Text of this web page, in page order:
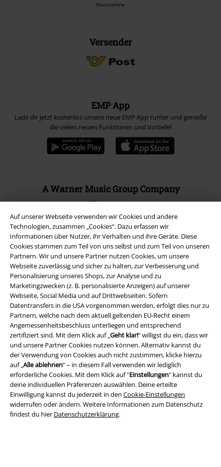
Auf unserer Webseite verwenden wir Cookies und andere
Technologien, zusammen „Cookies“. Dazu erfassen wir
Informationen über Nutzer, ihr Verhalten und ihre Geräte. Diese
Cookies stammen zum Teil von uns selbst und zum Teil von unseren
Partnern. Wir und unsere Partner nutzen Cookies, um unsere
Webseite zuverlässig und sicher zu halten, zur Verbesserung und
Personalisierung unseres Shops, zur Analyse und zu
Marketingzwecken (z. B. personalisierte Anzeigen) auf unserer
Webseite, Social Media und auf Drittwebseiten. Sofern
Datentransfers in die USA vorgenommen werden, erfolgt dies nur zu
Partnern, welche nach dem aktuell geltenden EU-Recht einem
Angemessenheitsbeschluss unterliegen und entsprechend
zertifiziert sind. Mit dem Klick auf „Geht klar!“ willigst du ein, dass wir
und unsere Partner Cookies nutzen können. Alternativ kannst du
der Verwendung von Cookies auch nicht zustimmen, klicke hierzu
auf „Alle ablehnen“ – in diesem Fall verwenden wir lediglich
erforderliche Cookies. Mit dem Klick auf "Einstellungen" kannst du
deine individuellen Präferenzen auswählen. Deine erteilte
Einwilligung kannst du jederzeit in den Cookie-Einstellungen
widerrufen oder ändern. Weitere Informationen zum Datenschutz
findest du hier Datenschutzerklärung.
Nachnahme
Versender
EMP App
Lade dir jetzt kostenlos unsere neue EMP App runter und genieße
die vielen neuen Funktionen und Vorteile!
A Warner Music Group Company
Rechtliches
AGB
Impressum
Datenschutz
Entsorgung und Umweltschutz